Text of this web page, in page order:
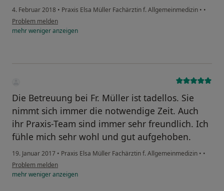
4. Februar 2018 • Praxis Elsa Müller Fachärztin f. Allgemeinmedizin • •
Problem melden
mehrwenigeranzeigen
Die Betreuung bei Fr. Müller ist tadellos. Sie
nimmt sich immer die notwendige Zeit. Auch
ihr Praxis-Team sind immer sehr freundlich. Ich
fühle mich sehr wohl und gut aufgehoben.
19. Januar 2017 • Praxis Elsa Müller Fachärztin f. Allgemeinmedizin • •
Problem melden
mehrwenigeranzeigen